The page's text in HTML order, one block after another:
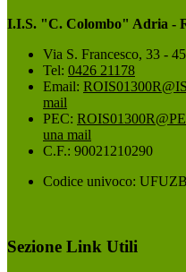
I.I.S. "C. Colombo" Adria -
Via S. Francesco, 33 -
Tel: 0426 21178
Email:
mail
PEC:
una mail
C.F.: 90021210290
Codice univoco:
Sezione Link Utili